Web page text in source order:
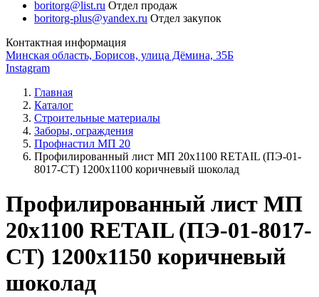
boritorg@list.ru Отдел продаж
boritorg-plus@yandex.ru Отдел закупок
Контактная информация
Минская область, Борисов, улица Дёмина, 35Б
Instagram
Главная
Каталог
Строительные материалы
Заборы, ограждения
Профнастил МП 20
Профилированный лист МП 20х1100 RETAIL (ПЭ-01-
8017-СТ) 1200х1100 коричневый шоколад
Профилированный лист МП
20х1100 RETAIL (ПЭ-01-8017-
СТ) 1200х1150 коричневый
шоколад